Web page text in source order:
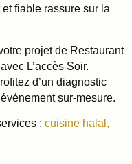
fiable rassure sur la
projet de Restaurant
L’accès Soir.
d’un diagnostic
sur-mesure.
: cuisine halal,